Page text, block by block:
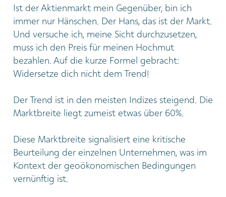
Ist der Aktienmarkt mein Gegenüber, bin ich
immer nur Hänschen. Der Hans, das ist der Markt.
Und versuche ich, meine Sicht durchzusetzen,
muss ich den Preis für meinen Hochmut
bezahlen. Auf die kurze Formel gebracht:
Widersetze dich nicht dem Trend!
Der Trend ist in den meisten Indizes steigend. Die
Marktbreite liegt zumeist etwas über 60%.
Diese Marktbreite signalisiert eine kritische
Beurteilung der einzelnen Unternehmen, was im
Kontext der geoökonomischen Bedingungen
vernünftig ist.